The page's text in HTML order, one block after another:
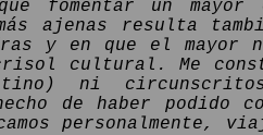
fomentar un
ajenas resulta
y en que el mayor
cultural. Me
ni circunscritos
de haber podido
personalmente,